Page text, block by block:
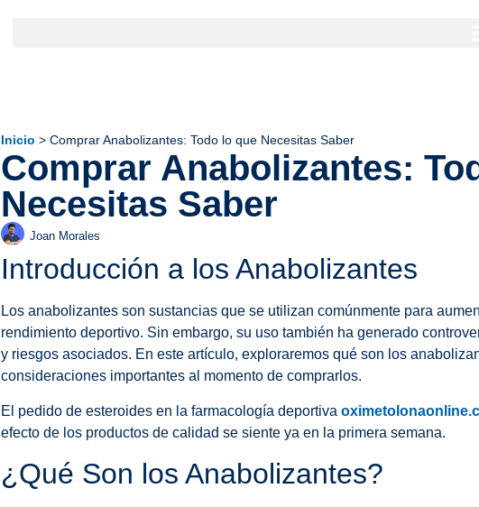
Inicio > Comprar Anabolizantes: Todo lo que Necesitas Saber
Comprar Anabolizantes:
Necesitas Saber
Joan Morales
Introducción a los Anabolizantes
Los anabolizantes son sustancias que se utilizan comúnmente para
rendimiento deportivo. Sin embargo, su uso también ha generado
y riesgos asociados. En este artículo, exploraremos qué son los
consideraciones importantes al momento de comprarlos.
El pedido de esteroides en la farmacología deportiva
efecto de los productos de calidad se siente ya en la primera semana.
¿Qué Son los Anabolizantes?